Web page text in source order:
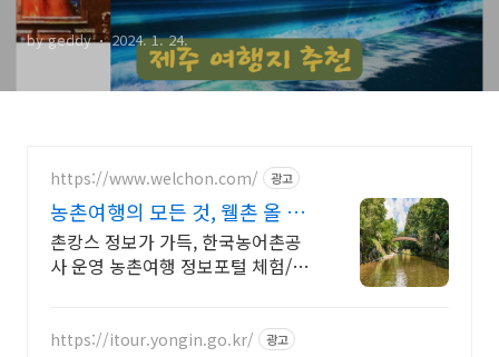
by geddy 2024. 1. 24.
https://www.welchon.com/ 광고
농촌여행의 모든 것, 웰촌 올 여
름 여행은 농촌으로!
촌캉스 정보가 가득, 한국농어촌공
사 운영 농촌여행 정보포털 체험/촌
https://itour.yongin.go.kr/ 광고